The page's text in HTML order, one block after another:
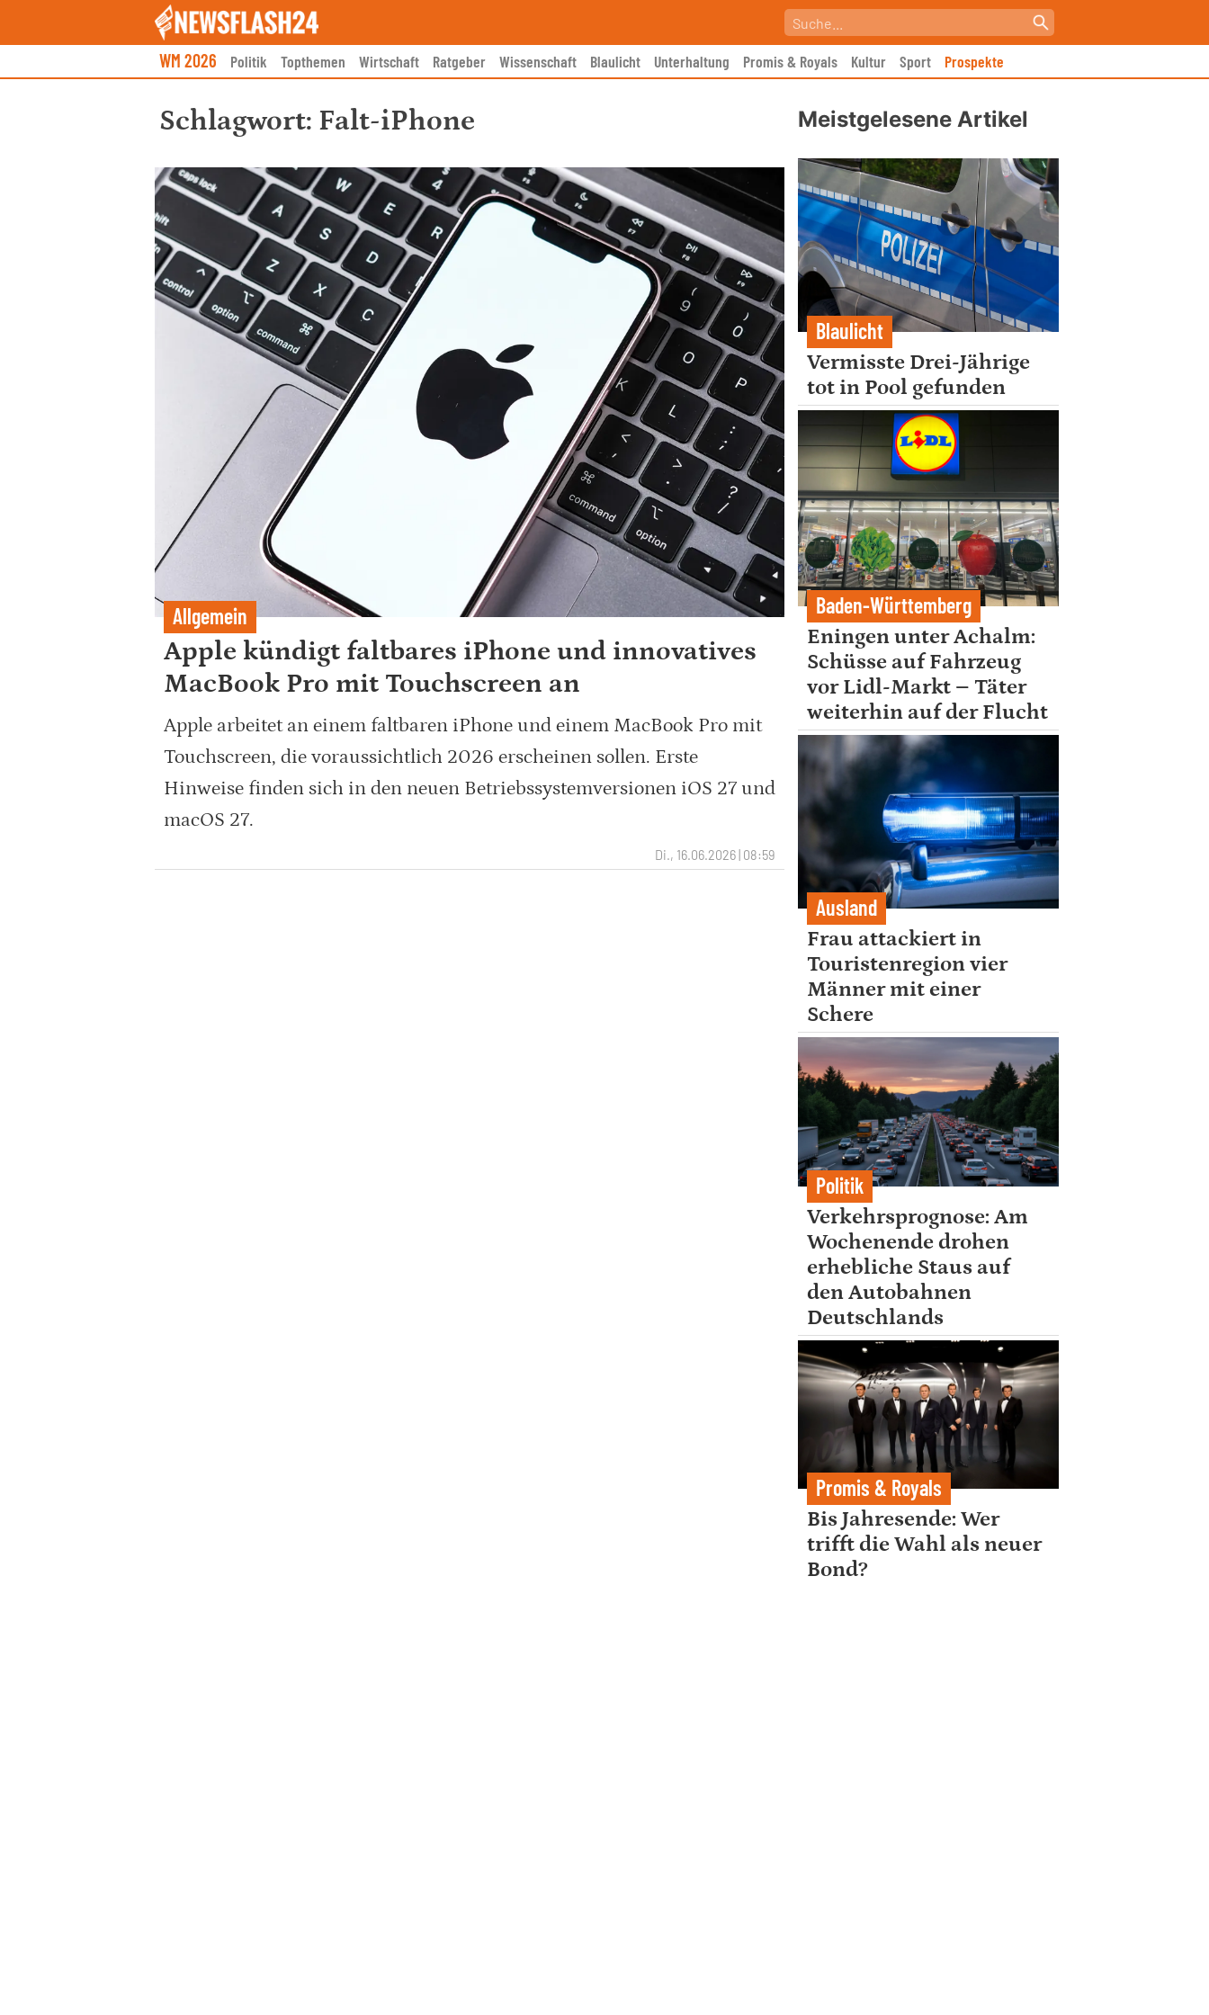
WM 2026 Politik Topthemen Wirtschaft Ratgeber Wissenschaft Blaulicht Unterhaltung Promis & Royals Kultur Sport Prospekte
Schlagwort: Falt-iPhone
Allgemein
Apple kündigt faltbares iPhone und innovatives
MacBook Pro mit Touchscreen an
Apple arbeitet an einem faltbaren iPhone und einem MacBook Pro mit
Touchscreen, die voraussichtlich 2026 erscheinen sollen. Erste
Hinweise finden sich in den neuen Betriebssystemversionen iOS 27 und
macOS 27.
Di., 16.06.2026 | 08:59
Meistgelesene Artikel
Blaulicht
Vermisste Drei-Jährige
tot in Pool gefunden
Baden-Württemberg
Eningen unter Achalm:
Schüsse auf Fahrzeug
vor Lidl-Markt – Täter
weiterhin auf der Flucht
Ausland
Frau attackiert in
Touristenregion vier
Männer mit einer
Schere
Politik
Verkehrsprognose: Am
Wochenende drohen
erhebliche Staus auf
den Autobahnen
Deutschlands
Promis & Royals
Bis Jahresende: Wer
trifft die Wahl als neuer
Bond?